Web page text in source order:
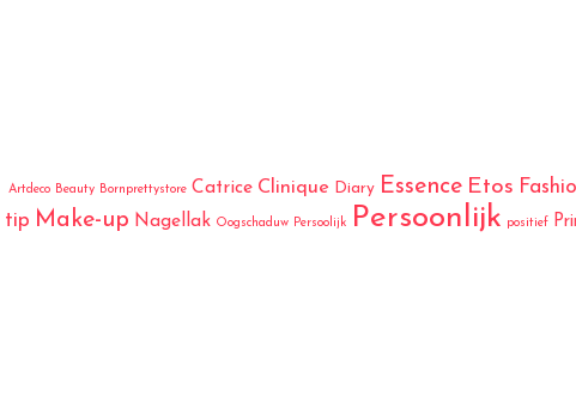
Artdeco Beauty Bornprettystore Catrice Clinique Diary Essence Etos
tip Make-up Nagellak Oogschaduw Persoolijk Persoonlijk positief